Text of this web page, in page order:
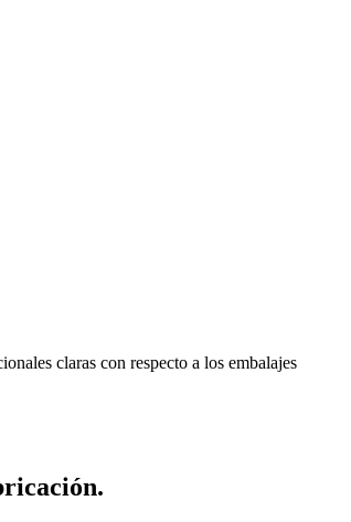
claras con respecto a los embalajes